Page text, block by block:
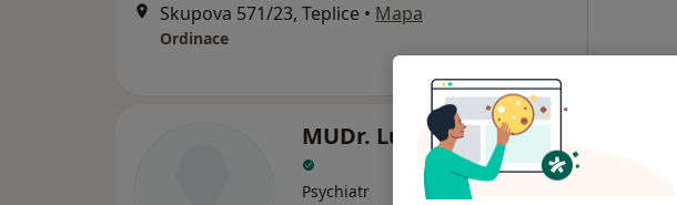
Skupova 571/23, Teplice • Mapa
Ordinace
MUDr. Lucie Rolko Nová
Psychiatr